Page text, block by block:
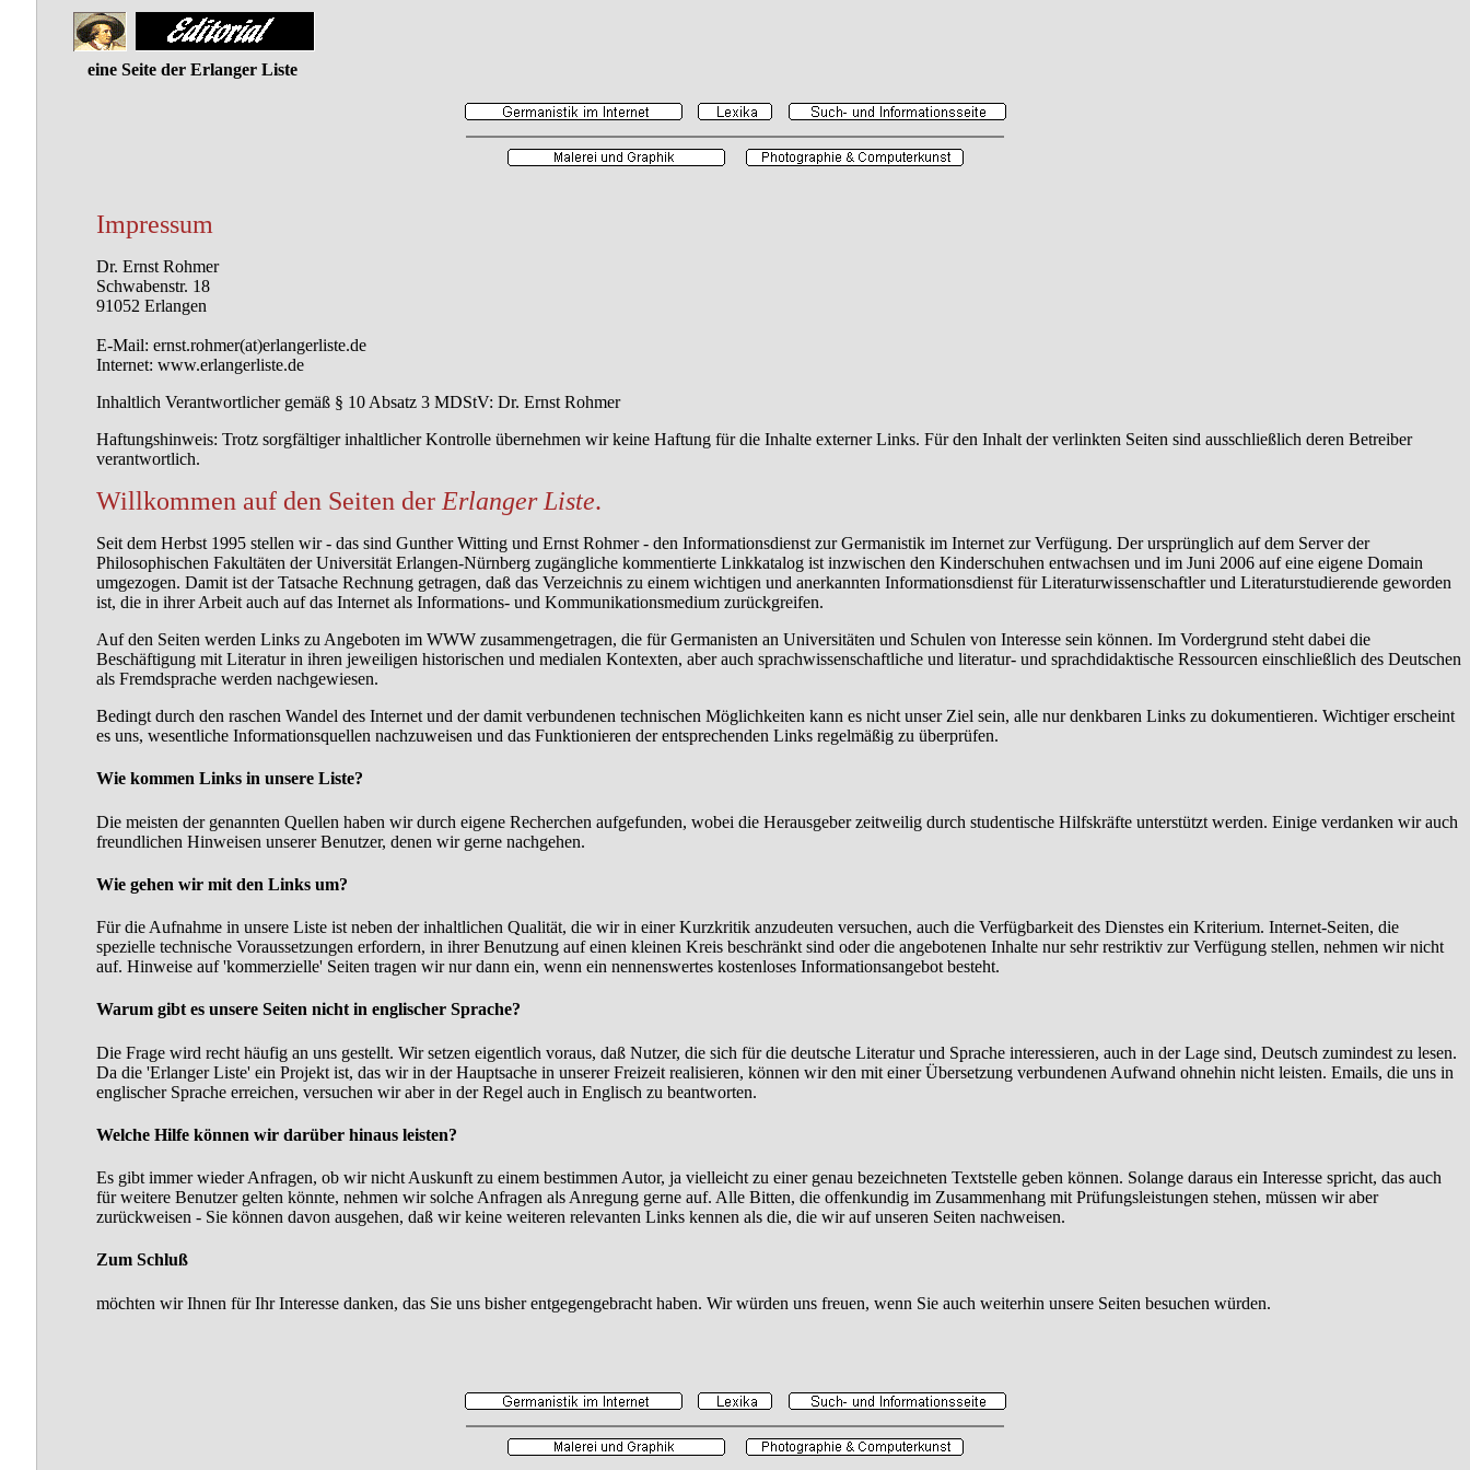
eine Seite der Erlanger Liste
Impressum
Dr. Ernst Rohmer
Schwabenstr. 18
91052 Erlangen
E-Mail: ernst.rohmer(at)erlangerliste.de
Internet: www.erlangerliste.de
Inhaltlich Verantwortlicher gemäß § 10 Absatz 3 MDStV: Dr. Ernst Rohmer
Haftungshinweis: Trotz sorgfältiger inhaltlicher Kontrolle übernehmen wir keine Haftung für die Inhalte externer Links. Für den Inhalt der verlinkten Seiten sind ausschließlich deren Betreiber
verantwortlich.
Willkommen auf den Seiten der Erlanger Liste.
Seit dem Herbst 1995 stellen wir - das sind Gunther Witting und Ernst Rohmer - den Informationsdienst zur Germanistik im Internet zur Verfügung. Der ursprünglich auf dem Server der
Philosophischen Fakultäten der Universität Erlangen-Nürnberg zugängliche kommentierte Linkkatalog ist inzwischen den Kinderschuhen entwachsen und im Juni 2006 auf eine eigene Domain
umgezogen. Damit ist der Tatsache Rechnung getragen, daß das Verzeichnis zu einem wichtigen und anerkannten Informationsdienst für Literaturwissenschaftler und Literaturstudierende geworden
ist, die in ihrer Arbeit auch auf das Internet als Informations- und Kommunikationsmedium zurückgreifen.
Auf den Seiten werden Links zu Angeboten im WWW zusammengetragen, die für Germanisten an Universitäten und Schulen von Interesse sein können. Im Vordergrund steht dabei die
Beschäftigung mit Literatur in ihren jeweiligen historischen und medialen Kontexten, aber auch sprachwissenschaftliche und literatur- und sprachdidaktische Ressourcen einschließlich des Deutschen
als Fremdsprache werden nachgewiesen.
Bedingt durch den raschen Wandel des Internet und der damit verbundenen technischen Möglichkeiten kann es nicht unser Ziel sein, alle nur denkbaren Links zu dokumentieren. Wichtiger erscheint
es uns, wesentliche Informationsquellen nachzuweisen und das Funktionieren der entsprechenden Links regelmäßig zu überprüfen.
Wie kommen Links in unsere Liste?
Die meisten der genannten Quellen haben wir durch eigene Recherchen aufgefunden, wobei die Herausgeber zeitweilig durch studentische Hilfskräfte unterstützt werden. Einige verdanken wir auch
freundlichen Hinweisen unserer Benutzer, denen wir gerne nachgehen.
Wie gehen wir mit den Links um?
Für die Aufnahme in unsere Liste ist neben der inhaltlichen Qualität, die wir in einer Kurzkritik anzudeuten versuchen, auch die Verfügbarkeit des Dienstes ein Kriterium. Internet-Seiten, die
spezielle technische Voraussetzungen erfordern, in ihrer Benutzung auf einen kleinen Kreis beschränkt sind oder die angebotenen Inhalte nur sehr restriktiv zur Verfügung stellen, nehmen wir nicht
auf. Hinweise auf 'kommerzielle' Seiten tragen wir nur dann ein, wenn ein nennenswertes kostenloses Informationsangebot besteht.
Warum gibt es unsere Seiten nicht in englischer Sprache?
Die Frage wird recht häufig an uns gestellt. Wir setzen eigentlich voraus, daß Nutzer, die sich für die deutsche Literatur und Sprache interessieren, auch in der Lage sind, Deutsch zumindest zu lesen.
Da die 'Erlanger Liste' ein Projekt ist, das wir in der Hauptsache in unserer Freizeit realisieren, können wir den mit einer Übersetzung verbundenen Aufwand ohnehin nicht leisten. Emails, die uns in
englischer Sprache erreichen, versuchen wir aber in der Regel auch in Englisch zu beantworten.
Welche Hilfe können wir darüber hinaus leisten?
Es gibt immer wieder Anfragen, ob wir nicht Auskunft zu einem bestimmen Autor, ja vielleicht zu einer genau bezeichneten Textstelle geben können. Solange daraus ein Interesse spricht, das auch
für weitere Benutzer gelten könnte, nehmen wir solche Anfragen als Anregung gerne auf. Alle Bitten, die offenkundig im Zusammenhang mit Prüfungsleistungen stehen, müssen wir aber
zurückweisen - Sie können davon ausgehen, daß wir keine weiteren relevanten Links kennen als die, die wir auf unseren Seiten nachweisen.
Zum Schluß
möchten wir Ihnen für Ihr Interesse danken, das Sie uns bisher entgegengebracht haben. Wir würden uns freuen, wenn Sie auch weiterhin unsere Seiten besuchen würden.